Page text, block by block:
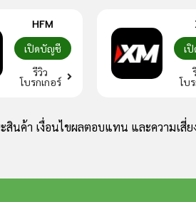
HFM
เปิดบัญชี
รีวิว
โบรกเกอร์
เ
โบ
สินค้า เงื่อนไขผลตอบแทน และความเสี่